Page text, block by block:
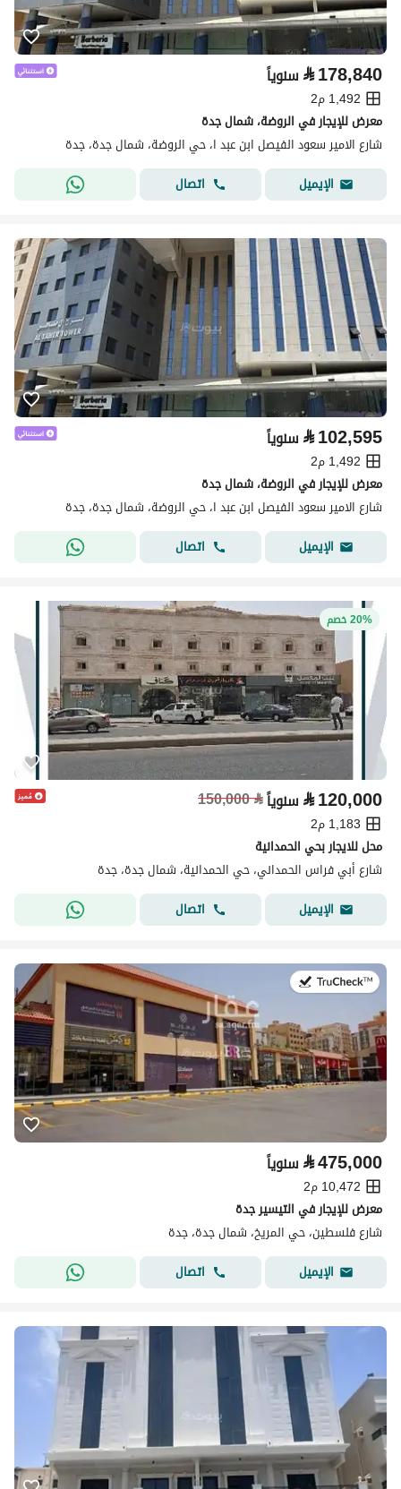
⃁178,840 سنوياً
1,492 م2
معرض للإيجار في الروضة، شمال جدة
شارع الامير سعود الفيصل ابن عبد ا، حي الروضة، شمال جدة، جدة
الإيميل
اتصال
⃁102,595 سنوياً
1,492 م2
معرض للإيجار في الروضة، شمال جدة
شارع الامير سعود الفيصل ابن عبد ا، حي الروضة، شمال جدة، جدة
الإيميل
اتصال
20% خصم
⃁120,000 سنوياً⃁
150,000
1,183 م2
محل للايجار بحي الحمدانية
شارع أبي فراس الحمداني، حي الحمدانية، شمال جدة، جدة
الإيميل
اتصال
⃁475,000 سنوياً
10,472 م2
معرض للإيجار في التيسير جدة
شارع فلسطين، حي المريخ، شمال جدة، جدة
الإيميل
اتصال